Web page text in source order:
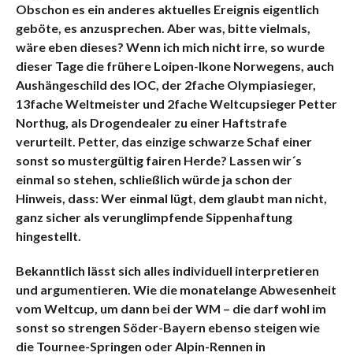
Obschon es ein anderes aktuelles Ereignis eigentlich
geböte, es anzusprechen. Aber was, bitte vielmals,
wäre eben dieses? Wenn ich mich nicht irre, so wurde
dieser Tage die frühere Loipen-Ikone Norwegens, auch
Aushängeschild des IOC, der 2fache Olympiasieger,
13fache Weltmeister und 2fache Weltcupsieger Petter
Northug, als Drogendealer zu einer Haftstrafe
verurteilt. Petter, das einzige schwarze Schaf einer
sonst so mustergültig fairen Herde? Lassen wir´s
einmal so stehen, schließlich würde ja schon der
Hinweis, dass: Wer einmal lügt, dem glaubt man nicht,
ganz sicher als verunglimpfende Sippenhaftung
hingestellt.
Bekanntlich lässt sich alles individuell interpretieren
und argumentieren. Wie die monatelange Abwesenheit
vom Weltcup, um dann bei der WM – die darf wohl im
sonst so strengen Söder-Bayern ebenso steigen wie
die Tournee-Springen oder Alpin-Rennen in